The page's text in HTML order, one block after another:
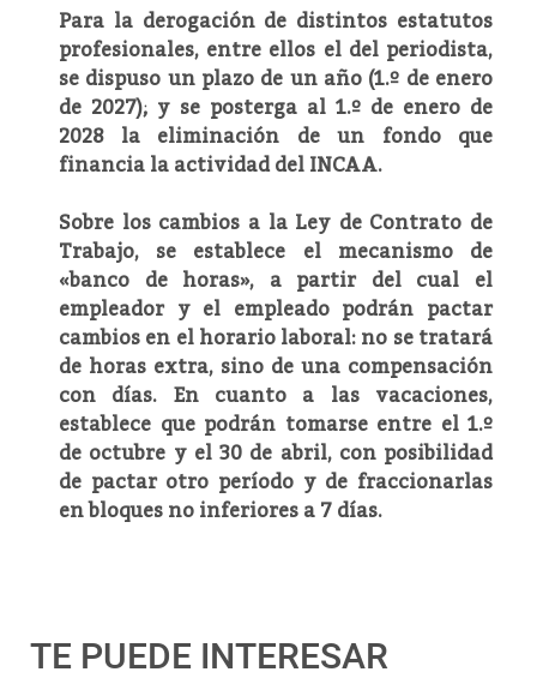
Para la derogación de distintos estatutos
profesionales, entre ellos el del periodista,
se dispuso un plazo de un año (1.º de enero
de 2027); y se posterga al 1.º de enero de
2028 la eliminación de un fondo que
financia la actividad del INCAA.
Sobre los cambios a la Ley de Contrato de
Trabajo, se establece el mecanismo de
«banco de horas», a partir del cual el
empleador y el empleado podrán pactar
cambios en el horario laboral: no se tratará
de horas extra, sino de una compensación
con días. En cuanto a las vacaciones,
establece que podrán tomarse entre el 1.º
de octubre y el 30 de abril, con posibilidad
de pactar otro período y de fraccionarlas
en bloques no inferiores a 7 días.
TE PUEDE INTERESAR